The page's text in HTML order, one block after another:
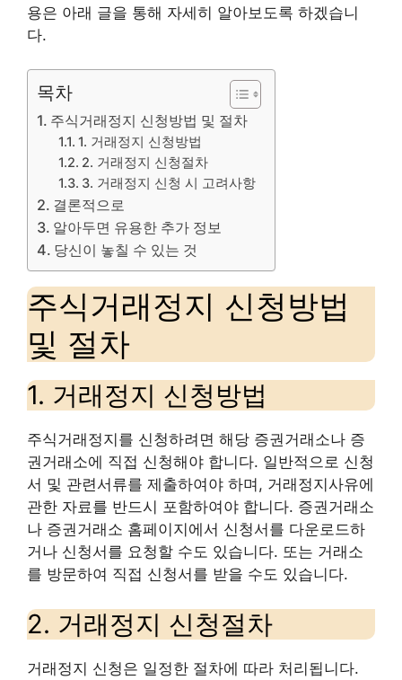
용은 아래 글을 통해 자세히 알아보도록 하겠습니
다.
목차
주식거래정지 신청방법 및 절차
1. 거래정지 신청방법
2. 거래정지 신청절차
3. 거래정지 신청 시 고려사항
결론적으로
알아두면 유용한 추가 정보
당신이 놓칠 수 있는 것
주식거래정지 신청방법
및 절차
1. 거래정지 신청방법
주식거래정지를 신청하려면 해당 증권거래소나 증
권거래소에 직접 신청해야 합니다. 일반적으로 신청
서 및 관련서류를 제출하여야 하며, 거래정지사유에
관한 자료를 반드시 포함하여야 합니다. 증권거래소
나 증권거래소 홈페이지에서 신청서를 다운로드하
거나 신청서를 요청할 수도 있습니다. 또는 거래소
를 방문하여 직접 신청서를 받을 수도 있습니다.
2. 거래정지 신청절차
거래정지 신청은 일정한 절차에 따라 처리됩니다.